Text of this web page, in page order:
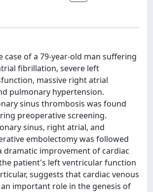
case of a 79-year-old man suffering
fibrillation, severe left
massive right atrial
pulmonary hypertension.
sinus thrombosis was found
preoperative screening.
sinus, right atrial, and
embolectomy was followed
dramatic improvement of cardiac
patient's left ventricular function
suggests that cardiac venous
important role in the genesis of